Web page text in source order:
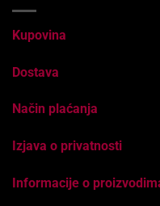
Kupovina
Dostava
Način plaćanja
Izjava o privatnosti
Informacije o